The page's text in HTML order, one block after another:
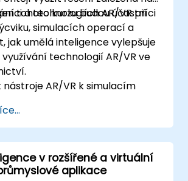
a technologiích AR/VR při
simulacích operací a
tohoto kurzu budou účastníci
jak umělá inteligence vylepšuje
využívání technologií AR/VR ve
nástroje AR/VR k simulacím
nástroje AR/VR při rehabilitaci a
otázky a problémy spojené s
soukromí v kontextu lékařských
umělou inteligencí.
v rozšířené a virtuální
aplikace